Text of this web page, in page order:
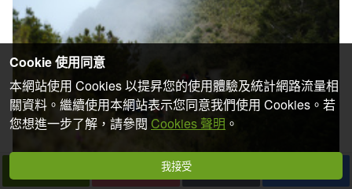
Cookie 使用同意
本網站使用 Cookies 以提昇您的使用體驗及統計網路流量相
關資料。繼續使用本網站表示您同意我們使用 Cookies。若
您想進一步了解，請參閱 Cookies 聲明 。
我接受